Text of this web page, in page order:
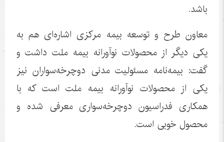
باشد.
معاون طرح و توسعه بیمه مرکزی اشاره‌ای هم به
یکی دیگر از محصولات نوآورانه بیمه ملت داشت و
گفت: بیمه‌نامه مسئولیت مدنی دوچرخه‌سواران نیز
یکی از محصولات نوآورانه بیمه ملت است که با
همکاری فدراسیون دوچرخه‌سواری معرفی شده و
محصول خوبی است.